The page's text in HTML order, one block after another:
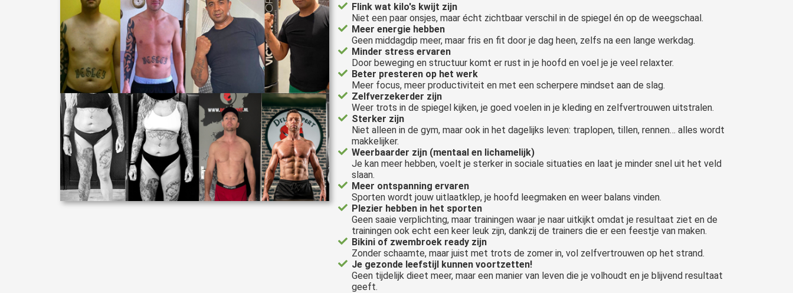
Flink wat kilo's kwijt zijn
Niet een paar onsjes, maar écht zichtbaar verschil in de spiegel én op de weegschaal.
Meer energie hebben
Geen middagdip meer, maar fris en fit door je dag heen, zelfs na een lange werkdag.
Minder stress ervaren
Door beweging en structuur komt er rust in je hoofd en voel je je veel relaxter.
Beter presteren op het werk
Meer focus, meer productiviteit en met een scherpere mindset aan de slag.
Zelfverzekerder zijn
Weer trots in de spiegel kijken, je goed voelen in je kleding en zelfvertrouwen uitstralen.
Sterker zijn
Niet alleen in de gym, maar ook in het dagelijks leven: traplopen, tillen, rennen… alles wordt
makkelijker.
Weerbaarder zijn (mentaal en lichamelijk)
Je kan meer hebben, voelt je sterker in sociale situaties en laat je minder snel uit het veld
slaan.
Meer ontspanning ervaren
Sporten wordt jouw uitlaatklep, je hoofd leegmaken en weer balans vinden.
Plezier hebben in het sporten
Geen saaie verplichting, maar trainingen waar je naar uitkijkt omdat je resultaat ziet en de
trainingen ook echt een keer leuk zijn, dankzij de trainers die er een feestje van maken.
Bikini of zwembroek ready zijn
Zonder schaamte, maar juist met trots de zomer in, vol zelfvertrouwen op het strand.
Je gezonde leefstijl kunnen voortzetten!
Geen tijdelijk dieet meer, maar een manier van leven die je volhoudt en je blijvend resultaat
geeft.